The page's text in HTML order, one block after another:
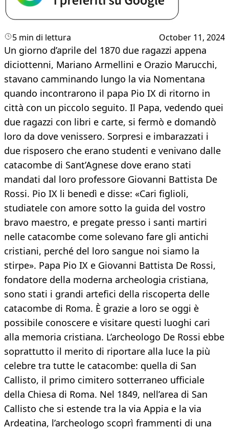
5 min di lettura October 11, 2024
Un giorno d’aprile del 1870 due ragazzi appena
diciottenni, Mariano Armellini e Orazio Marucchi,
stavano camminando lungo la via Nomentana
quando incontrarono il papa Pio IX di ritorno in
città con un piccolo seguito. Il Papa, vedendo quei
due ragazzi con libri e carte, si fermò e domandò
loro da dove venissero. Sorpresi e imbarazzati i
due risposero che erano studenti e venivano dalle
catacombe di Sant’Agnese dove erano stati
mandati dal loro professore Giovanni Battista De
Rossi. Pio IX li benedì e disse: «Cari figlioli,
studiatele con amore sotto la guida del vostro
bravo maestro, e pregate presso i santi martiri
nelle catacombe come solevano fare gli antichi
cristiani, perché del loro sangue noi siamo la
stirpe». Papa Pio IX e Giovanni Battista De Rossi,
fondatore della moderna archeologia cristiana,
sono stati i grandi artefici della riscoperta delle
catacombe di Roma. È grazie a loro se oggi è
possibile conoscere e visitare questi luoghi cari
alla memoria cristiana. L’archeologo De Rossi ebbe
soprattutto il merito di riportare alla luce la più
celebre tra tutte le catacombe: quella di San
Callisto, il primo cimitero sotterraneo ufficiale
della Chiesa di Roma. Nel 1849, nell’area di San
Callisto che si estende tra la via Appia e la via
Ardeatina, l’archeologo scoprì frammenti di una